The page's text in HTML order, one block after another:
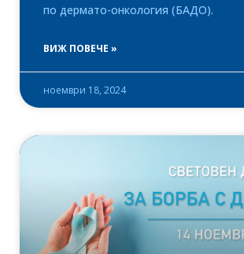
по дермато-онкология (БАДО).
ВИЖ ПОВЕЧЕ »
ноември 18, 2024